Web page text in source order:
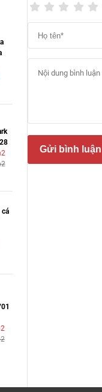
cá
Sàn gỗ Kroo
– Lớp phủ bề
KrooStar
Gửi bình luận